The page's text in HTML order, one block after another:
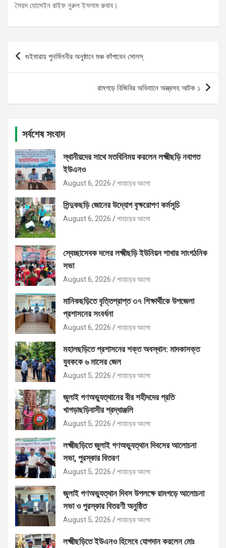
সৈয়দ হোসেইন রাইফ নুরুল ইসলাম রুবাব।
Post
navigation
গুইমারায় পুনর্মিলনীর অনুষ্ঠানে মঞ্চ কাঁপাবেন সোলস্
রামগড়ে বিজিবির অভিযানে অস্ত্রসহ আটক ১
সর্বশেষ সংবাদ
স্থানীয়দের সাথে মতবিনিময় করলেন লক্ষ্মীছড়ি নবাগত
ইউএনও
August 6, 2026 পাহাড়ের আলো
সিন্দুকছড়ি জোনের উদ্যোগ বৃক্ষরোপণ কর্মসূচি
August 6, 2026 পাহাড়ের আলো
স্বেচ্ছাসেবক দলের লক্ষ্মীছড়ি ইউনিয়ন শাখার সাংগঠনিক
সভা
August 6, 2026 পাহাড়ের আলো
মানিকছড়িতে বৃত্তিপ্রাপ্ত ৩৭ শিক্ষার্থীকে উপজেলা
প্রশাসনের সংবর্ধনা
August 6, 2026 পাহাড়ের আলো
মহালছড়িতে প্রশাসনের শক্ত অবস্থান: মাদকাসক্ত
যুবককে ৬ মাসের জেল
August 5, 2026 পাহাড়ের আলো
জুলাই গণঅভ্যুত্থানের বীর শহীদদের প্রতি
খাগড়াছড়িবাসীর শ্রদ্ধাঞ্জলি
August 5, 2026 পাহাড়ের আলো
লক্ষ্মীছড়িতে জুলাই গণঅভ্যুত্থান দিবসের আলোচনা
সভা, পুরস্কার বিতরণ
August 5, 2026 পাহাড়ের আলো
জুলাই গণঅভ্যুত্থান দিবস উপলক্ষে রামগড়ে আলোচনা
সভা ও পুরস্কার বিতরণী অনুষ্ঠিত
August 5, 2026 পাহাড়ের আলো
লক্ষ্মীছড়িতে ইউএনও হিসেবে যোগদান করলেন মোঃ